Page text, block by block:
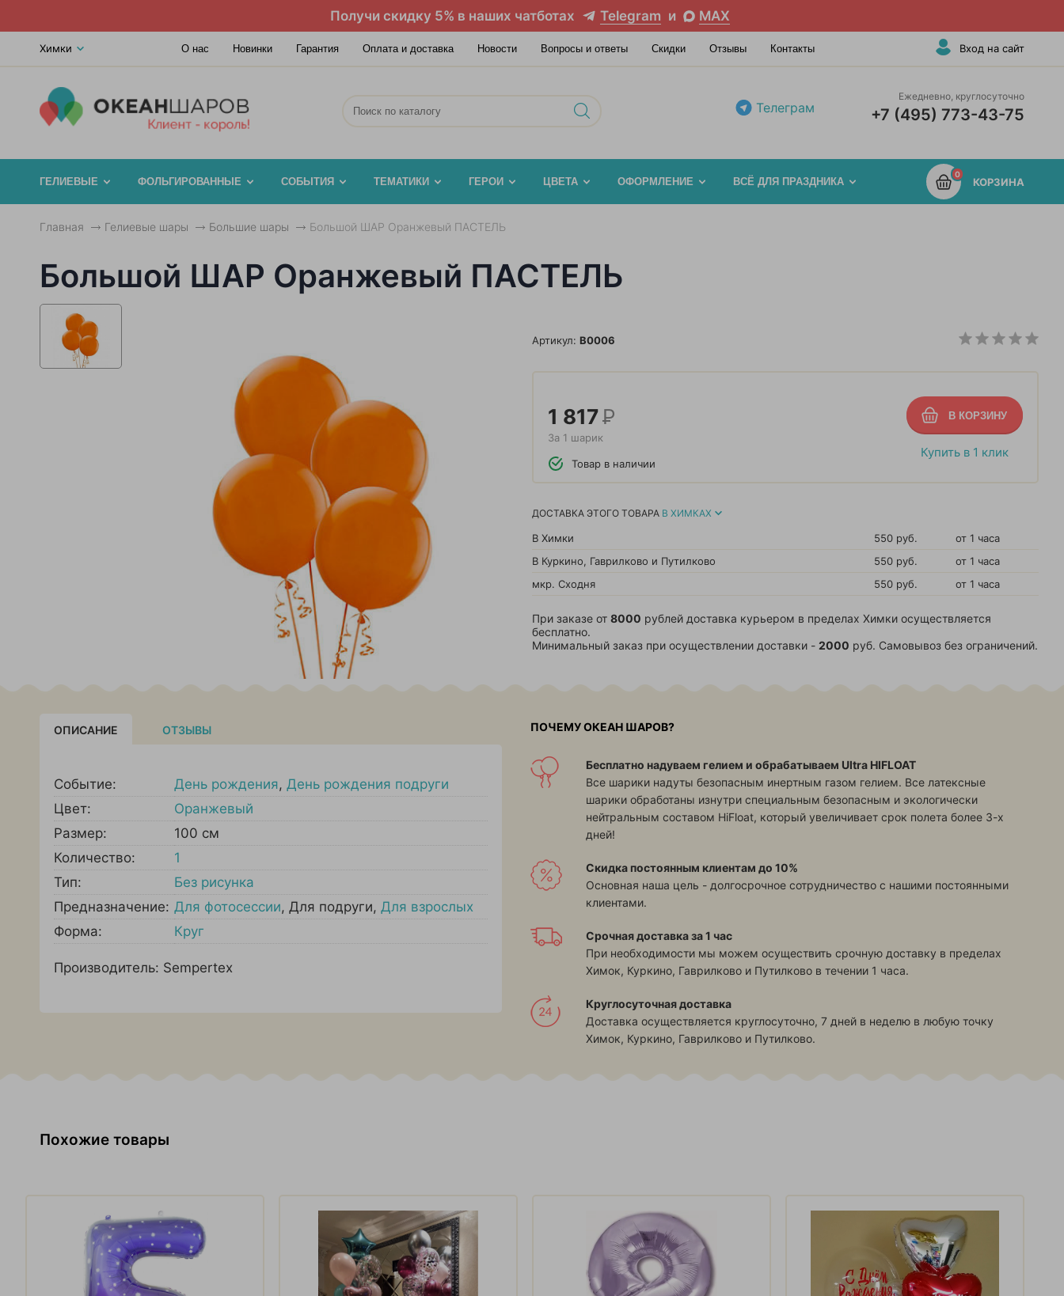
Получи скидку 5% в наших чатботах Telegram и MAX
Химки О нас Новинки Гарантия Оплата и доставка Новости Вопросы и ответы Скидки Отзывы Контакты Вход на сайт
Телеграм
Ежедневно, круглосуточно
+7 (495) 773-43-75
0
КОРЗИНА
ГЕЛИЕВЫЕ ФОЛЬГИРОВАННЫЕ СОБЫТИЯ ТЕМАТИКИ ГЕРОИ ЦВЕТА ОФОРМЛЕНИЕ ВСЁ ДЛЯ ПРАЗДНИКА
Главная Гелиевые шары Большие шары Большой ШАР Оранжевый ПАСТЕЛЬ
Большой ШАР Оранжевый ПАСТЕЛЬ
Артикул: B0006
Купить в 1 клик
1 817Р
За 1 шарик
Товар в наличии
ДОСТАВКА ЭТОГО ТОВАРА В ХИМКАХ
В Химки 550 руб.
от 1 часа
В Куркино, Гаврилково и Путилково
550 руб.
от 1 часа
мкр. Сходня
550 руб. от 1 часа
При заказе от 8000 рублей доставка курьером в пределах Химки осуществляется
бесплатно.
Минимальный заказ при осуществлении доставки - 2000 руб. Самовывоз без ограничений.
ОПИСАНИЕ ОТЗЫВЫ
Событие: День рождения, День рождения подруги
Цвет:
Оранжевый
Размер:
100 см
Количество:
1
Тип:
Без рисунка
Предназначение: Для фотосессии, Для подруги, Для взрослых
Форма:
Круг
Производитель: Sempertex
ПОЧЕМУ ОКЕАН ШАРОВ?
Бесплатно надуваем гелием и обрабатываем Ultra HIFLOAT
Все шарики надуты безопасным инертным газом гелием. Все латексные
шарики обработаны изнутри специальным безопасным и экологически
нейтральным составом HiFloat, который увеличивает срок полета более 3-х
дней!
Скидка постоянным клиентам до 10%
Основная наша цель - долгосрочное сотрудничество с нашими постоянными
клиентами.
Срочная доставка за 1 час
При необходимости мы можем осуществить срочную доставку в пределах
Химок, Куркино, Гаврилково и Путилково в течении 1 часа.
Круглосуточная доставка
Доставка осуществляется круглосуточно, 7 дней в неделю в любую точку
Химок, Куркино, Гаврилково и Путилково.
Похожие товары